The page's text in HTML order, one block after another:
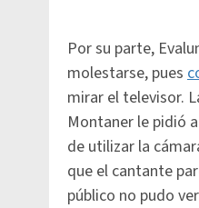
Por su parte,
molestarse, pues
mirar el televisor.
Montaner le pidió
de utilizar la
que el cantante
público no pudo